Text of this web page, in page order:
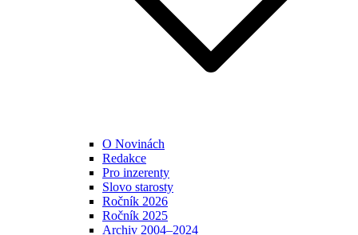
O Novinách
Redakce
Pro inzerenty
Slovo starosty
Ročník 2026
Ročník 2025
Archiv 2004–2024